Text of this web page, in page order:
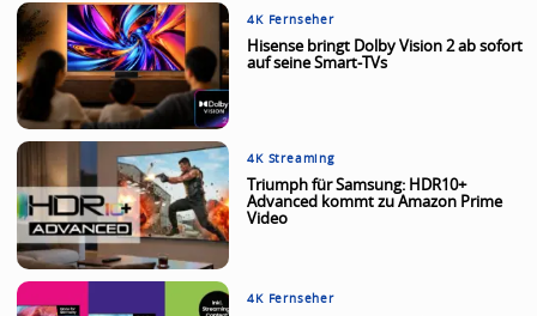
4K Fernseher
Hisense bringt Dolby Vision 2 ab sofort
auf seine Smart-TVs
4K Streaming
Triumph für Samsung: HDR10+
Advanced kommt zu Amazon Prime
Video
4K Fernseher